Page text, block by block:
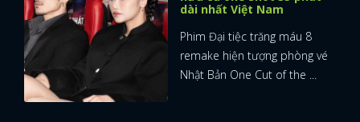
dài nhất Việt Nam
Phim Đại tiệc trăng máu 8
remake hiện tượng phòng vé
Nhật Bản One Cut of the ...